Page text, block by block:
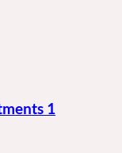
1